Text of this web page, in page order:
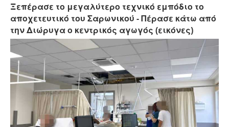
Ξεπέρασε το μεγαλύτερο τεχνικό εμπόδιο το
αποχετευτικό του Σαρωνικού - Πέρασε κάτω από
την Διώρυγα ο κεντρικός αγωγός (εικόνες)